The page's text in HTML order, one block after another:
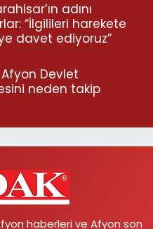
adını
“İlgilileri harekete
davet ediyoruz”
Devlet
neden takip
haberleri ve Afyon son